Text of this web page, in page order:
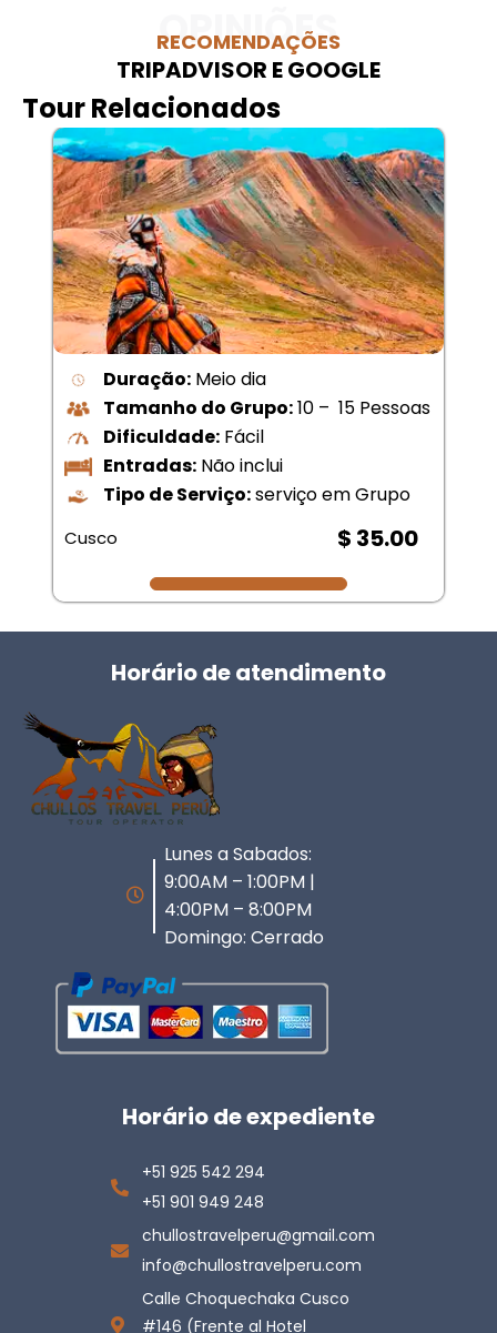
OPINIÕES
RECOMENDAÇÕES
TRIPADVISOR E GOOGLE
Tour Relacionados
Duração:Meio dia
Tamanho do Grupo:10 – 15 Pessoas
Dificuldade:Fácil
Entradas:Não inclui
Tipo de Serviço:serviço em Grupo
Cusco $ 35.00
Horário de atendimento
Lunes a Sabados:
9:00AM – 1:00PM |
4:00PM – 8:00PM
Domingo: Cerrado
Horário de expediente
+51 925 542 294
+51 901 949 248
chullostravelperu@gmail.com
info@chullostravelperu.com
Calle Choquechaka Cusco
#146 (Frente al Hotel